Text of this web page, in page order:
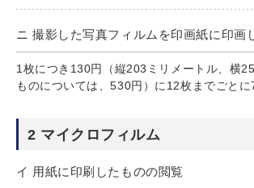
ニ 撮影した写真フィルムを印画紙に印画
1枚につき130円（縦203ミリメートル、横
ものについては、530円）に12枚までごと
2 マイクロフィルム
イ 用紙に印刷したものの閲覧